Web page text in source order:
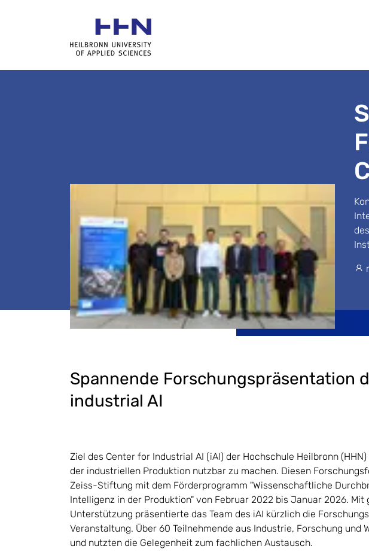
Spannende Forschungspräsentation
industrial AI
Ziel des Center for Industrial AI (iAI) der Hochschule Heilbronn
der industriellen Produktion nutzbar zu machen. Diesen
Zeiss-Stiftung mit dem Förderprogramm "Wissenschaftliche
Intelligenz in der Produktion" von Februar 2022 bis Januar 2026. Mit
Unterstützung präsentierte das Team des iAI kürzlich die
Veranstaltung. Über 60 Teilnehmende aus Industrie, Forschung und
und nutzten die Gelegenheit zum fachlichen Austausch.